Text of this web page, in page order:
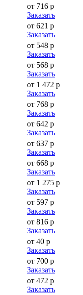
от 716 р
Заказать
от 621 р
Заказать
от 548 р
Заказать
от 568 р
Заказать
от 1 472 р
Заказать
от 768 р
Заказать
от 642 р
Заказать
от 637 р
Заказать
от 668 р
Заказать
от 1 275 р
Заказать
от 597 р
Заказать
от 816 р
Заказать
от 40 р
Заказать
от 700 р
Заказать
от 472 р
Заказать